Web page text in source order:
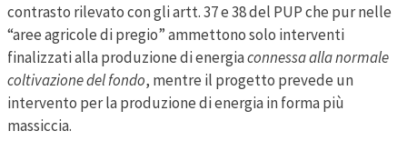
contrasto rilevato con gli artt. 37 e 38 del PUP che pur nelle
“aree agricole di pregio” ammettono solo interventi
finalizzati alla produzione di energiaconnessa alla normale
coltivazione del fondo, mentre il progetto prevede un
intervento per la produzione di energia in forma più
massiccia.